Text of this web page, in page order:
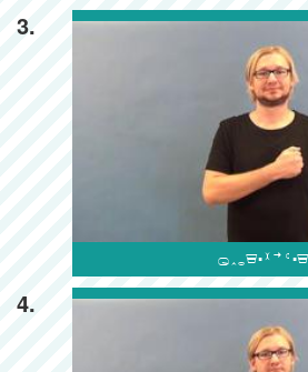
3.
4.